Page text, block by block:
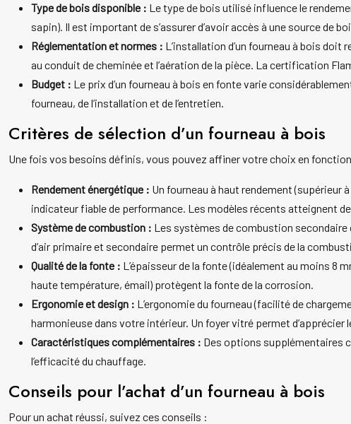
Type de bois disponible : Le type de bois utilisé influence le
sapin). Il est important de s’assurer d’avoir accès à une source de
Réglementation et normes : L’installation d’un fourneau à bois
au conduit de cheminée et l’aération de la pièce. La certification
Budget : Le prix d’un fourneau à bois en fonte varie
fourneau, de l’installation et de l’entretien.
Critères de sélection d’un fourneau à bois
Une fois vos besoins définis, vous pouvez affiner votre choix en
Rendement énergétique : Un fourneau à haut rendement (supérieur
indicateur fiable de performance. Les modèles récents atteignent
Système de combustion : Les systèmes de combustion
d’air primaire et secondaire permet un contrôle précis de la
Qualité de la fonte : L’épaisseur de la fonte (idéalement au moins 8
haute température, émail) protègent la fonte de la corrosion.
Ergonomie et design : L’ergonomie du fourneau (facilité de
harmonieuse dans votre intérieur. Un foyer vitré permet d’apprécier
Caractéristiques complémentaires : Des options supplémentaires
l’efficacité du chauffage.
Conseils pour l’achat d’un fourneau à bois
Pour un achat réussi, suivez ces conseils :